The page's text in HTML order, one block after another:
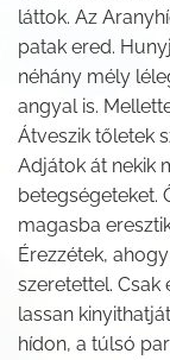
láttok. Az
patak ered.
néhány mély
angyal is.
Átveszik tőletek
Adjátok át nekik
betegségeteket.
magasba
Érezzétek,
szeretettel.
lassan
hídon, a túlsó